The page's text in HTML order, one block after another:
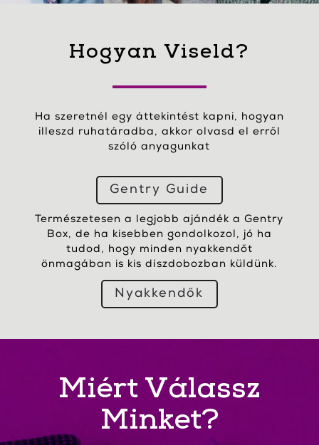
Hogyan Viseld?
Ha szeretnél egy áttekintést kapni, hogyan
illeszd ruhatáradba, akkor olvasd el erről
szóló anyagunkat
Gentry Guide
Természetesen a legjobb ajándék a Gentry
Box, de ha kisebben gondolkozol, jó ha
tudod, hogy minden nyakkendőt
önmagában is kis díszdobozban küldünk.
Nyakkendők
Miért Válassz
Minket?